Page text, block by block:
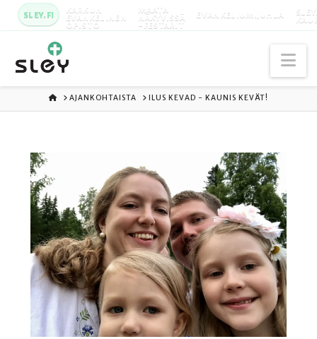
SLEY.FI KARKUN
EVANKELINEN
OPISTO
MAATA
NÄKYVISSÄ
-FESTARIT
EVANKELIUMIJUHLA
ETUSIVU
AJANKOHTAISTA ILUS KEVAD - KAUNIS KEVÄT!